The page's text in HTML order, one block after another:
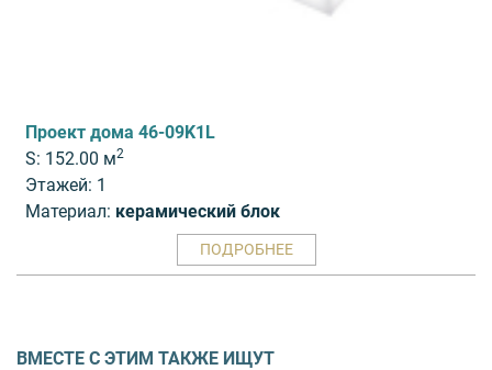
Проект дома 46-09K1L
S: 152.00 м2
Этажей: 1
Материал: керамический блок
ПОДРОБНЕЕ
ВМЕСТЕ С ЭТИМ ТАКЖЕ ИЩУТ